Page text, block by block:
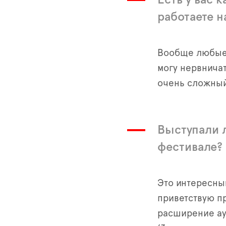
работаете
Вообще любые
могу
очень
Выступали
Это
приветствую
расширение